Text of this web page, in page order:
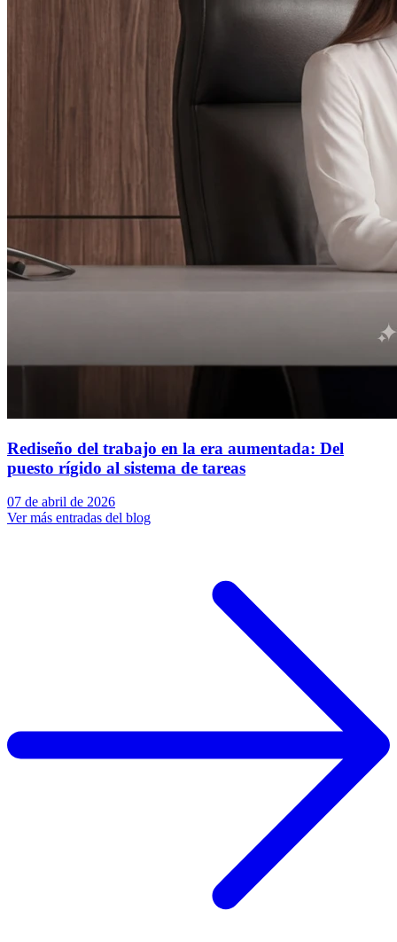
Rediseño del trabajo en la era aumentada: Del
puesto rígido al sistema de tareas
07 de abril de 2026
Ver más entradas del blog